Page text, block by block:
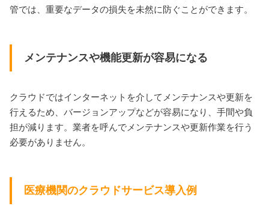
管では、重要なデータの損失を未然に防ぐことができます。
メンテナンスや機能更新が容易になる
クラウドではインターネットを介してメンテナンスや更新を
行えるため、バージョンアップなどが容易になり、手間や負
担が減ります。業者を呼んでメンテナンスや更新作業を行う
必要がありません。
医療機関のクラウドサービス導入例